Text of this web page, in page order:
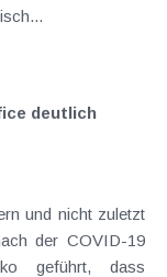
deutlich
und nicht zuletzt
der COVID-19
geführt, dass